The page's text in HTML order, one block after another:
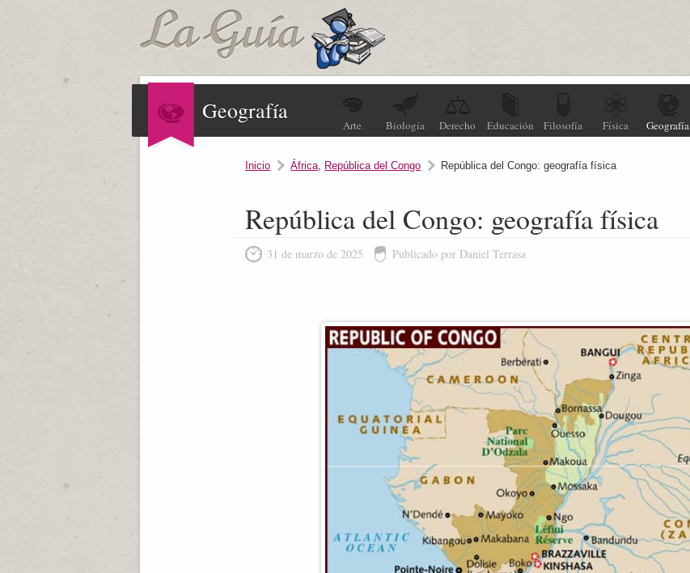
Geografía
Arte Biología Derecho Educación Filosofía Física Geografía
Inicio África, República del Congo República del Congo: geografía física
República del Congo: geografía física
31 de marzo de 2025 Publicado por Daniel Terrasa